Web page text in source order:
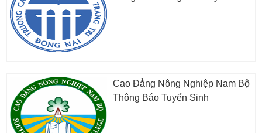
Cao Đẳng Nông Nghiệp Nam Bộ
Thông Báo Tuyển Sinh